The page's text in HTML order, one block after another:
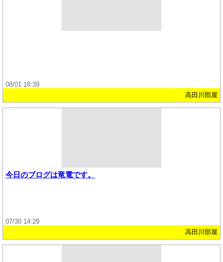
08/01 18:39
高田川部屋
今日のブログは竜電です。
07/30 14:29
高田川部屋